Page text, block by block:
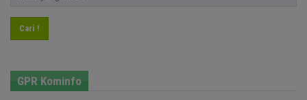
Cari !
GPR Kominfo